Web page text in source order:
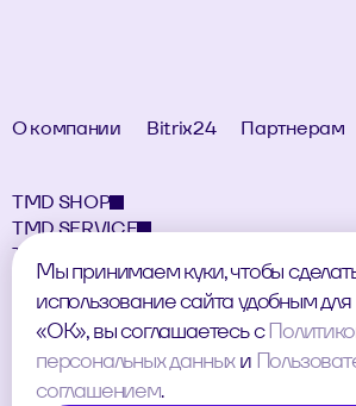
О компании Bitrix24 Партнерам
TMD SHOP
TMD SERVICE
TMD LANDING
Согласие на обработку
Мы принимаем куки, чтобы
использование сайта удобным
«ОК», вы соглашаетесь с
персональных данныхи
соглашением.